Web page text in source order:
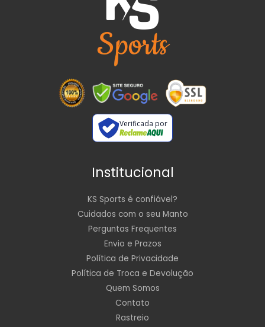
Verificada por
Institucional
KS Sports é confiável?
Cuidados com o seu Manto
Perguntas Frequentes
Envio e Prazos
Política de Privacidade
Política de Troca e Devolução
Quem Somos
Contato
Rastreio